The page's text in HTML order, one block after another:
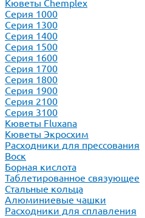
Кюветы Chemplex
Серия 1000
Серия 1300
Серия 1400
Серия 1500
Серия 1600
Серия 1700
Серия 1800
Серия 1900
Серия 2100
Серия 3100
Кюветы Fluxana
Кюветы Экросхим
Расходники для прессования
Воск
Борная кислота
Таблетированное связующее
Стальные кольца
Алюминиевые чашки
Расходники для сплавления